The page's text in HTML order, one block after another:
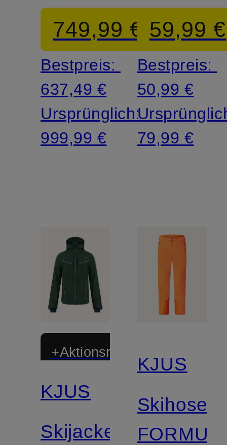
749,99 €
Bestpreis:
637,49 €
Ursprünglich:
999,99 €
mit
Kunstfell
59,99 €
Bestpreis:
50,99 €
79,99 €
+Aktionsrabatt
KJUS
Skijacke
KJUS
Skihose